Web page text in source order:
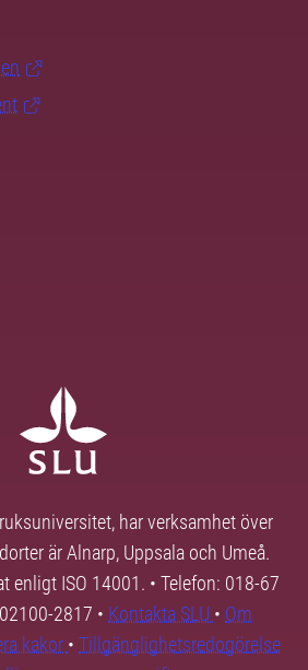
har verksamhet över
är Alnarp, Uppsala och Umeå.
enligt ISO 14001. • Telefon: 018-67
2817 • Kontakta SLU • Om
kakor • Tillgänglighetsredogörelse